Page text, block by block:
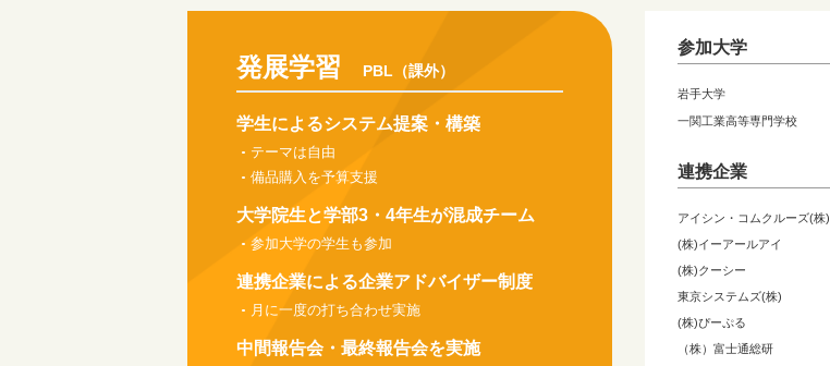
発展学習 PBL（課外）
学生によるシステム提案・構築
テーマは自由
備品購入を予算支援
大学院生と学部3・4年生が混成チーム
参加大学の学生も参加
連携企業による企業アドバイザー制度
月に一度の打ち合わせ実施
中間報告会・最終報告会を実施
参加大学
岩手大学
一関工業高等専門学校
連携企業
アイシン・コムクルーズ(株)
(株)イーアールアイ
(株)クーシー
東京システムズ(株)
(株)ぴーぷる
（株）富士通総研